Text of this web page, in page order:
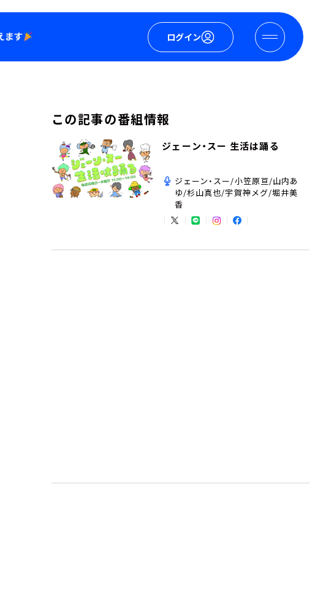
ログイン
この記事の番組情報
ジェーン・スー 生活は踊る
ジェーン・スー/小笠原亘/山内あ
ゆ/杉山真也/宇賀神メグ/堀井美
香